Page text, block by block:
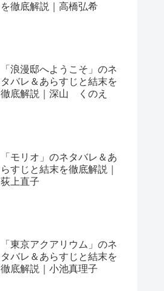
を徹底解説｜高橋弘希
「浪漫邸へようこそ」のネ
タバレ＆あらすじと結末を
徹底解説｜深山 くのえ
「モリオ」のネタバレ＆あ
らすじと結末を徹底解説｜
荻上直子
「東京アクアリウム」のネ
タバレ＆あらすじと結末を
徹底解説｜小池真理子